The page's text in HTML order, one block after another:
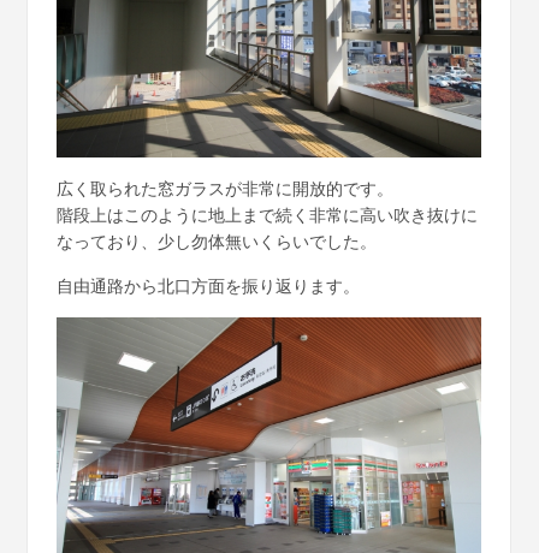
広く取られた窓ガラスが非常に開放的です。
階段上はこのように地上まで続く非常に高い吹き抜けに
なっており、少し勿体無いくらいでした。
自由通路から北口方面を振り返ります。